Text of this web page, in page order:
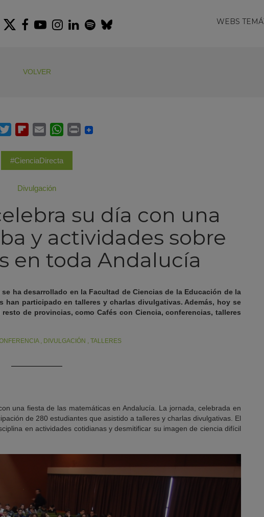
Twitter
Facebook
Youtube
Instagram
LinkedIn
Spotify
Bluesky WEBS
VOLVER
#CienciaDirecta
Divulgación
su día con una
y actividades sobre
en toda Andalucía
ha desarrollado en la Facultad de Ciencias de la Educación de la
han participado en talleres y charlas divulgativas. Además, hoy se
de provincias, como Cafés con Ciencia, conferencias, talleres
, DIVULGACIÓN , TALLERES
una fiesta de las matemáticas en Andalucía. La jornada, celebrada en
de 280 estudiantes que asistido a talleres y charlas divulgativas. El
en actividades cotidianas y desmitificar su imagen de ciencia difícil